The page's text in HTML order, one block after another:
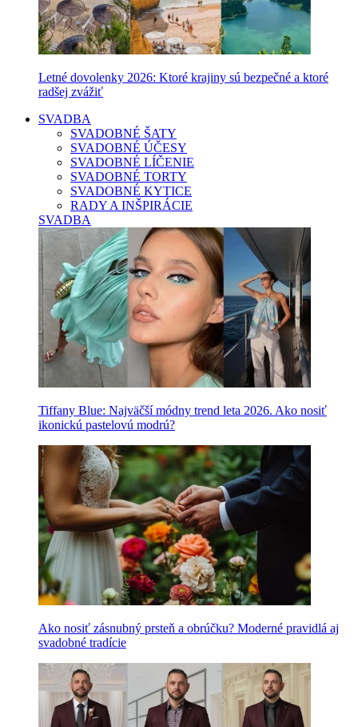
Letné dovolenky 2026: Ktoré krajiny sú bezpečné a ktoré
radšej zvážiť
SVADBA
SVADOBNÉ ŠATY
SVADOBNÉ ÚČESY
SVADOBNÉ LÍČENIE
SVADOBNÉ TORTY
SVADOBNÉ KYTICE
RADY A INŠPIRÁCIE
SVADBA
Tiffany Blue: Najväčší módny trend leta 2026. Ako nosiť
ikonickú pastelovú modrú?
Ako nosiť zásnubný prsteň a obrúčku? Moderné pravidlá aj
svadobné tradície